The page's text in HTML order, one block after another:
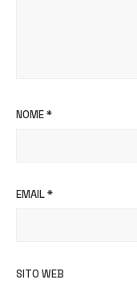
NOME*
EMAIL*
SITO WEB